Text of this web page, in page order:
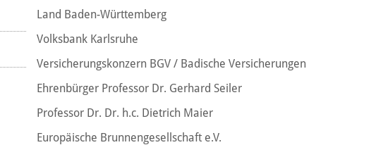
Land Baden-Württemberg
Volksbank Karlsruhe
Versicherungskonzern BGV / Badische Versicherungen
Ehrenbürger Professor Dr. Gerhard Seiler
Professor Dr. Dr. h.c. Dietrich Maier
Europäische Brunnengesellschaft e.V.